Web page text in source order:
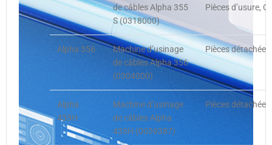
de câbles Alpha 355
S (0318000)
Pièces d’usure,
Alpha 356
Machine d’usinage
de câbles Alpha 356
(0304000)
Pièces
Alpha
433H
Machine d’usinage
de câbles Alpha
433H (0059387)
Pièces